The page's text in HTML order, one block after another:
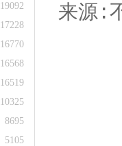
19092
17228
16770
16568
16519
10325
8695
5105
来源: